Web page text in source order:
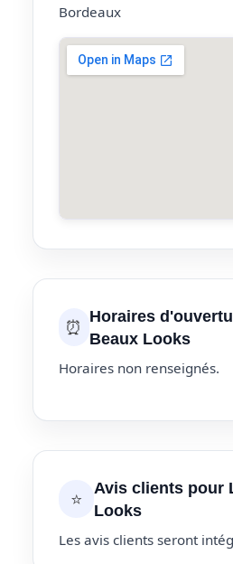
Bordeaux
⏰ Horaires
Beaux Looks
Horaires non renseignés.
⭐
Avis clients pour
Looks
Les avis clients seront